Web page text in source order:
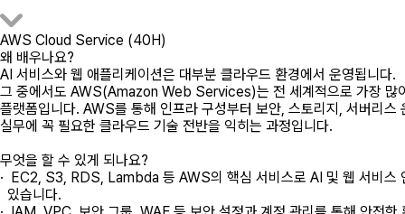
AWS Cloud Service (40H)
왜 배우나요?
AI 서비스와 웹 애플리케이션은 대부분 클라우드 환경에서 운영됩니다.
그 중에서도 AWS(Amazon Web Services)는 전 세계적으로 가장 많
플랫폼입니다. AWS를 통해 인프라 구성부터 보안, 스토리지, 서버리스
실무에 꼭 필요한 클라우드 기술 전반을 익히는 과정입니다.
무엇을 할 수 있게 되나요?
· EC2, S3, RDS, Lambda 등 AWS의 핵심 서비스로 AI 및 웹 서비스
있습니다.